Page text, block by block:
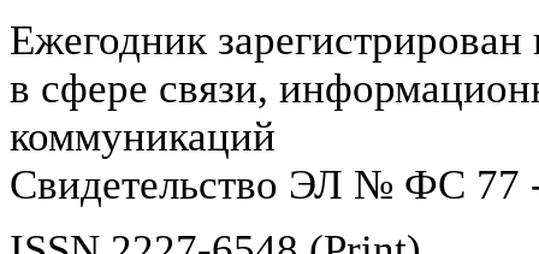
Ежегодник
в сфере связи,
коммуникаций
Свидетельство ЭЛ № ФС 77